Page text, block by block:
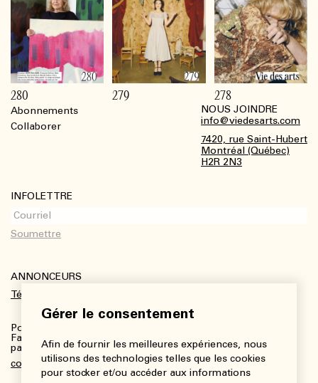
Gérer le consentement
Afin de fournir les meilleures expériences, nous
utilisons des technologies telles que les cookies
pour stocker et/ou accéder aux informations
Abonnements
Collaborer
NOUS JOINDRE
info@viedesarts.com
7420, rue Saint-Hubert
Montréal (Québec)
H2R 2N3
INFOLETTRE
ANNONCEURS
Télécharger le kit média
Pour plus de renseignements :
Fanny Charbonneau, Responsable des communications,
partenariats et publicités
communications@viedesarts.com
280 279 278